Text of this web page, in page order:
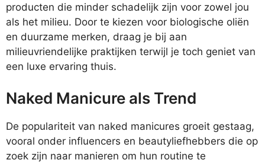
producten die minder schadelijk zijn voor zowel jou
als het milieu. Door te kiezen voor biologische oliën
en duurzame merken, draag je bij aan
milieuvriendelijke praktijken terwijl je toch geniet van
een luxe ervaring thuis.
Naked Manicure als Trend
De populariteit van naked manicures groeit gestaag,
vooral onder influencers en beautyliefhebbers die op
zoek zijn naar manieren om hun routine te